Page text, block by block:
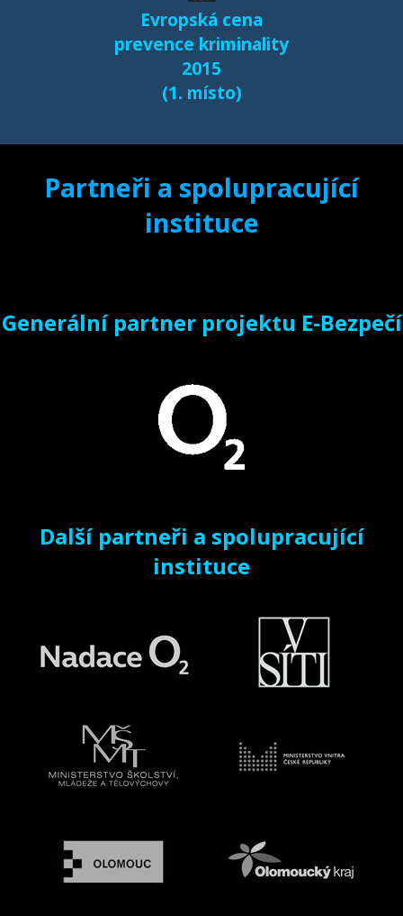
Evropská cena
prevence kriminality
2015
(1. místo)
Partneři a spolupracující
instituce
Generální partner projektu E-Bezpečí
Další partneři a spolupracující
instituce